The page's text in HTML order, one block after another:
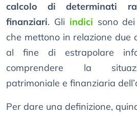
calcolo di determinati
finanziari. Gli indici sono
che mettono in relazione due
al fine di estrapolare
comprendere la
patrimoniale e finanziaria
Per dare una definizione,